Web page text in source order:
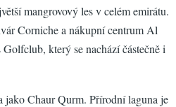
mangrovový les v celém emirátu.
Corniche a nákupní centrum Al
který se nachází částečně i
jako Chaur Qurm. Přírodní laguna je